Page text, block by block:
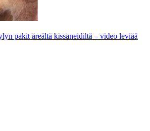
pakit äreältä kissaneidiltä – video leviää